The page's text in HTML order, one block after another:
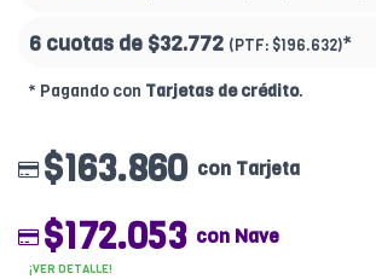
6 cuotas de $32.772 (PTF: $196.632)*
* Pagando con Tarjetas de crédito.
$163.860 con Tarjeta
$172.053 con Nave
¡VER DETALLE!